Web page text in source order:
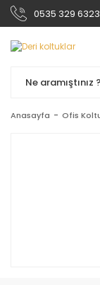
0535 329 6323
Anasayfa Ofis